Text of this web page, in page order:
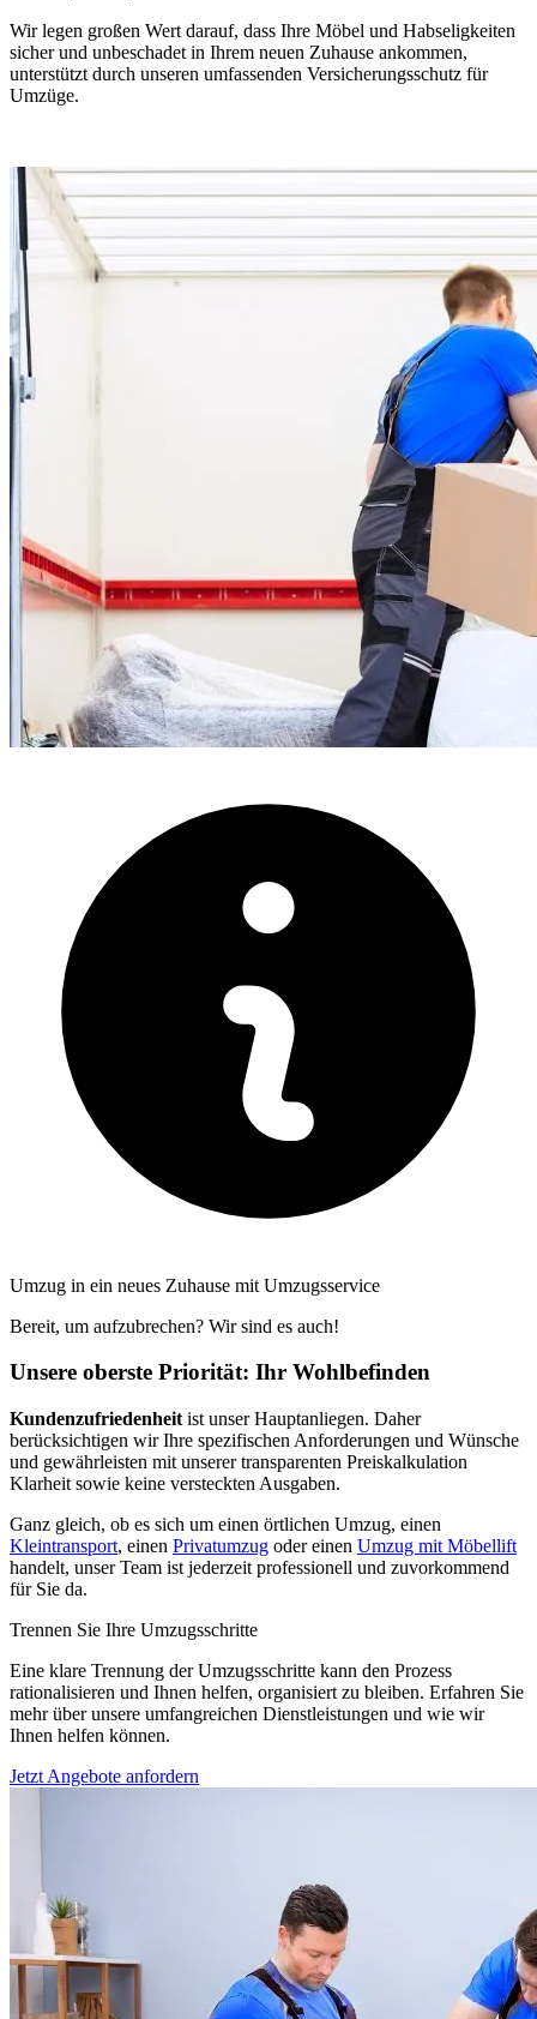
Wir legen großen Wert darauf, dass Ihre Möbel und Habseligkeiten
sicher und unbeschadet in Ihrem neuen Zuhause ankommen,
unterstützt durch unseren umfassenden Versicherungsschutz für
Umzüge.
Umzug in ein neues Zuhause mit Umzugsservice
Bereit, um aufzubrechen? Wir sind es auch!
Unsere oberste Priorität: Ihr Wohlbefinden
Kundenzufriedenheit ist unser Hauptanliegen. Daher
berücksichtigen wir Ihre spezifischen Anforderungen und Wünsche
und gewährleisten mit unserer transparenten Preiskalkulation
Klarheit sowie keine versteckten Ausgaben.
Ganz gleich, ob es sich um einen örtlichen Umzug, einen
Kleintransport, einen Privatumzug oder einen Umzug mit Möbellift
handelt, unser Team ist jederzeit professionell und zuvorkommend
für Sie da.
Trennen Sie Ihre Umzugsschritte
Eine klare Trennung der Umzugsschritte kann den Prozess
rationalisieren und Ihnen helfen, organisiert zu bleiben. Erfahren Sie
mehr über unsere umfangreichen Dienstleistungen und wie wir
Ihnen helfen können.
Jetzt Angebote anfordern